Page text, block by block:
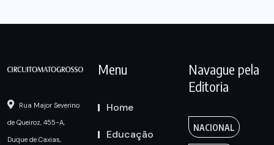
Rua Major Severino
de Queiroz, 455-A,
Duque de Caxias,
Menu
Home
Educação
Navague pela
Editoria
NACIONAL